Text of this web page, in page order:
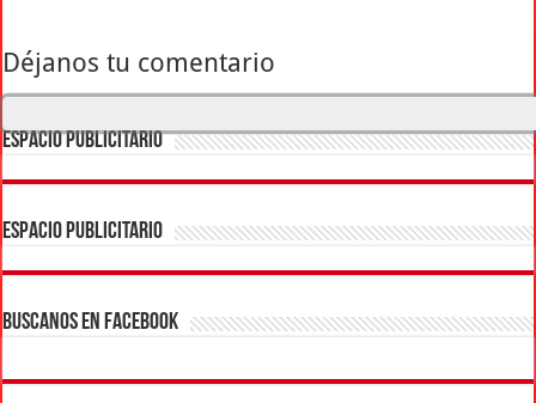
Déjanos tu comentario
ESPACIO PUBLICITARIO
ESPACIO PUBLICITARIO
BUSCANOS EN FACEBOOK